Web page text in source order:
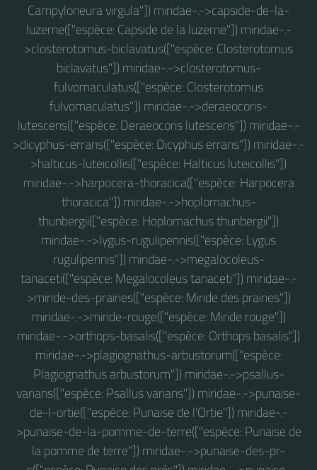
Campyloneura virgula"]) miridae-.->capside-de-la-
luzerne(["espèce: Capside de la luzerne"]) miridae-.-
>closterotomus-biclavatus(["espèce: Closterotomus
biclavatus"]) miridae-.->closterotomus-
fulvomaculatus(["espèce: Closterotomus
fulvomaculatus"]) miridae-.->deraeocoris-
lutescens(["espèce: Deraeocoris lutescens"]) miridae-.-
>dicyphus-errans(["espèce: Dicyphus errans"]) miridae-.-
>halticus-luteicollis(["espèce: Halticus luteicollis"])
miridae-.->harpocera-thoracica(["espèce: Harpocera
thoracica"]) miridae-.->hoplomachus-
thunbergii(["espèce: Hoplomachus thunbergii"])
miridae-.->lygus-rugulipennis(["espèce: Lygus
rugulipennis"]) miridae-.->megalocoleus-
tanaceti(["espèce: Megalocoleus tanaceti"]) miridae-.-
>miride-des-prairies(["espèce: Miride des prairies"])
miridae-.->miride-rouge(["espèce: Miride rouge"])
miridae-.->orthops-basalis(["espèce: Orthops basalis"])
miridae-.->plagiognathus-arbustorum(["espèce:
Plagiognathus arbustorum"]) miridae-.->psallus-
varians(["espèce: Psallus varians"]) miridae-.->punaise-
de-l-ortie(["espèce: Punaise de l'Ortie"]) miridae-.-
>punaise-de-la-pomme-de-terre(["espèce: Punaise de
la pomme de terre"]) miridae-.->punaise-des-pr-